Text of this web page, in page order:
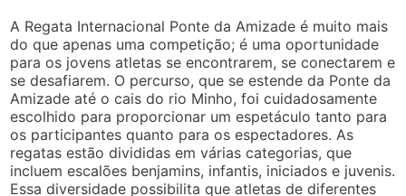
A Regata Internacional Ponte da Amizade é muito mais
do que apenas uma competição; é uma oportunidade
para os jovens atletas se encontrarem, se conectarem e
se desafiarem. O percurso, que se estende da Ponte da
Amizade até o cais do rio Minho, foi cuidadosamente
escolhido para proporcionar um espetáculo tanto para
os participantes quanto para os espectadores. As
regatas estão divididas em várias categorias, que
incluem escalões benjamins, infantis, iniciados e juvenis.
Essa diversidade possibilita que atletas de diferentes